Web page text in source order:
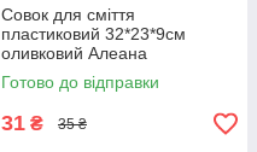
Совок для сміття
пластиковий 32*23*9см
оливковий Алеана
Готово до відправки
31 ₴ 35 ₴